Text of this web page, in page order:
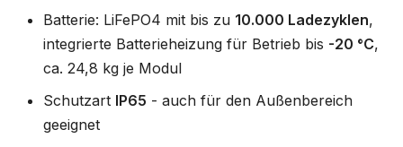
Batterie: LiFePO4 mit bis zu 10.000 Ladezyklen,
integrierte Batterieheizung für Betrieb bis -20 °C,
ca. 24,8 kg je Modul
Schutzart IP65 - auch für den Außenbereich
geeignet